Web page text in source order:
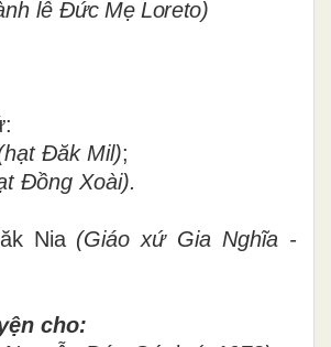
lễ Đức Mẹ Loreto)
Đăk Mil);
Đồng Xoài).
Nia (Giáo xứ Gia Nghĩa -
cho: